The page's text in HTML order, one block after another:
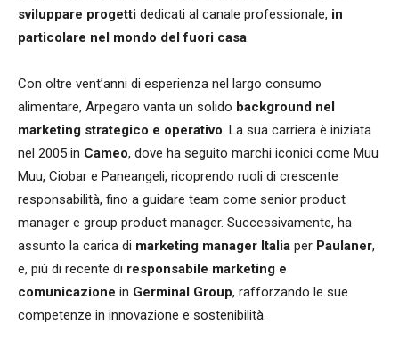
sviluppare progetti dedicati al canale professionale, in
particolare nel mondo del fuori casa.
Con oltre vent’anni di esperienza nel largo consumo
alimentare, Arpegaro vanta un solido background nel
marketing strategico e operativo. La sua carriera è iniziata
nel 2005 in Cameo, dove ha seguito marchi iconici come Muu
Muu, Ciobar e Paneangeli, ricoprendo ruoli di crescente
responsabilità, fino a guidare team come senior product
manager e group product manager. Successivamente, ha
assunto la carica di marketing manager Italia per Paulaner,
e, più di recente di responsabile marketing e
comunicazione in Germinal Group, rafforzando le sue
competenze in innovazione e sostenibilità.